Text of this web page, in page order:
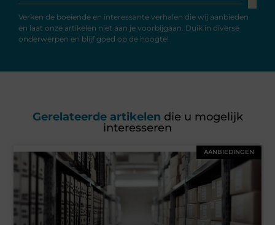
Verken de boeiende en interessante verhalen die wij aanbieden
en laat onze artikelen niet aan je voorbijgaan. Duik in diverse
onderwerpen en blijf goed op de hoogte!
Gerelateerde artikelen die u mogelijk
interesseren
AANBIEDINGEN